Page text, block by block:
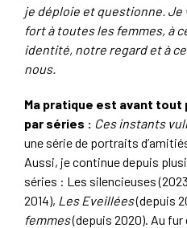
je déploie et questionne. Je
fort à toutes les femmes, à
identité, notre regard et à
nous.
Ma pratique est avant
par séries : Ces instants
une série de portraits
Aussi, je continue depuis
séries : Les silencieuses
2014), Les Eveillées(depuis
femmes(depuis 2020). Au